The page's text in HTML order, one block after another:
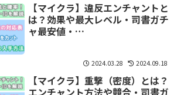
【マイクラ】違反エンチャントと
は？効果や最大レベル・司書ガチ
ャ最安値・…
2024.03.28 2024.09.18
【マイクラ】重撃（密度）とは？
エンチャント方法や競合・司書ガ